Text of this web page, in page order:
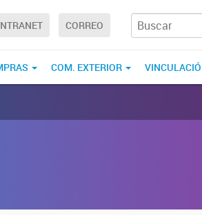
CORREO
COM. EXTERIOR